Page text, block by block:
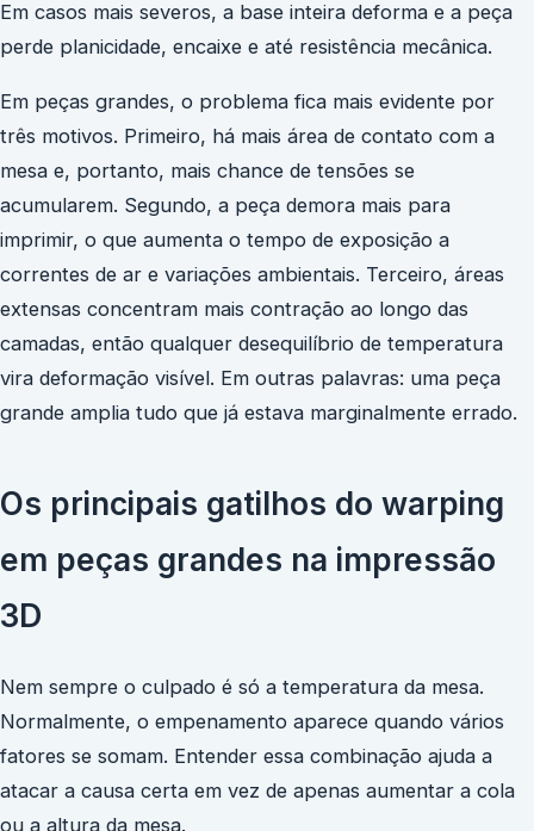
Em casos mais severos, a base inteira deforma e a peça
perde planicidade, encaixe e até resistência mecânica.
Em peças grandes, o problema fica mais evidente por
três motivos. Primeiro, há mais área de contato com a
mesa e, portanto, mais chance de tensões se
acumularem. Segundo, a peça demora mais para
imprimir, o que aumenta o tempo de exposição a
correntes de ar e variações ambientais. Terceiro, áreas
extensas concentram mais contração ao longo das
camadas, então qualquer desequilíbrio de temperatura
vira deformação visível. Em outras palavras: uma peça
grande amplia tudo que já estava marginalmente errado.
Os principais gatilhos do warping
em peças grandes na impressão
3D
Nem sempre o culpado é só a temperatura da mesa.
Normalmente, o empenamento aparece quando vários
fatores se somam. Entender essa combinação ajuda a
atacar a causa certa em vez de apenas aumentar a cola
ou a altura da mesa.